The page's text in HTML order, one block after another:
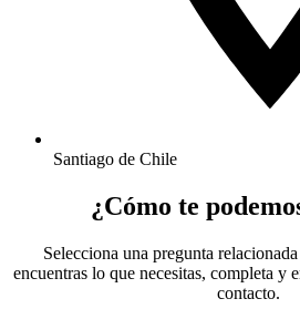
Santiago de Chile
¿Cómo te
Selecciona una pregunta
encuentras lo que necesitas, completa y
contacto.